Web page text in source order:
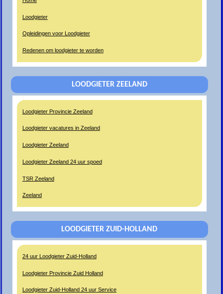
Loodgieter
Opleidingen voor Loodgieter
Redenen om loodgieter te worden
LOODGIETER ZEELAND
Loodgieter Provincie Zeeland
Loodgieter vacatures in Zeeland
Loodgieter Zeeland
Loodgieter Zeeland 24 uur spoed
TSR Zeeland
Zeeland
LOODGIETER ZUID-HOLLAND
24 uur Loodgieter Zuid-Holland
Loodgieter Provincie Zuid Holland
Loodgieter Zuid-Holland 24 uur Service